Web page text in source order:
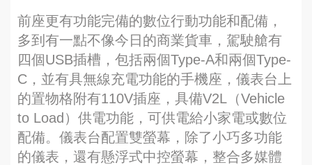
前座更有功能完備的數位行動功能和配備，
多到有一點不像今日的商業貨車，駕駛艙有
四個USB插槽，包括兩個Type-A和兩個Type-
C，並有具無線充電功能的手機座，儀表台上
的置物格附有110V插座，具備V2L（Vehicle
to Load）供電功能，可供電給小家電或數位
配備。儀表台配置雙螢幕，除了小巧多功能
的儀表，還有懸浮式中控螢幕，整合多媒體